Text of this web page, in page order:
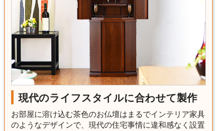
現代のライフスタイルに合わせて製作
お部屋に溶け込む茶色のお仏壇はまるでインテリア家具
のようなデザインで、現代の住宅事情に違和感なく設置